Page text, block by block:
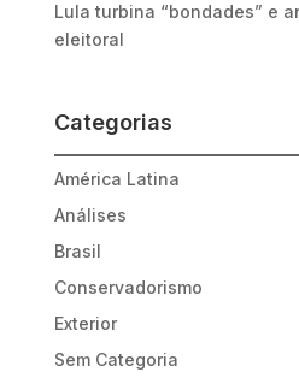
Lula turbina “bondades” e
eleitoral
Categorias
América Latina
Análises
Brasil
Conservadorismo
Exterior
Sem Categoria